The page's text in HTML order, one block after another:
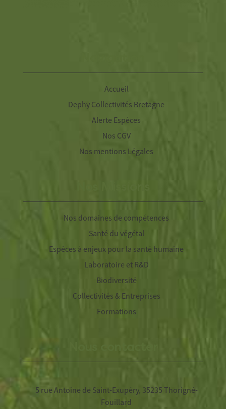
Accueil
Dephy Collectivités Bretagne
Alerte Espèces
Nos CGV
Nos mentions Légales
Nos domaines de compétences
Santé du végétal
Espèces à enjeux pour la santé humaine
Laboratoire et R&D
Biodiversité
Collectivités & Entreprises
Formations
5 rue Antoine de Saint-Exupéry, 35235 Thorigné-
Fouillard